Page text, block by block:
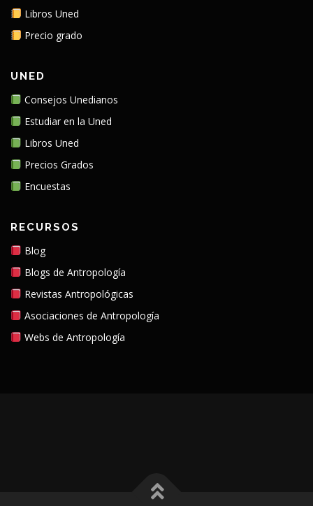
Libros Uned
Precio grado
UNED
Consejos Unedianos
Estudiar en la Uned
Libros Uned
Precios Grados
Encuestas
RECURSOS
Blog
Blogs de Antropología
Revistas Antropológicas
Asociaciones de Antropología
Webs de Antropología